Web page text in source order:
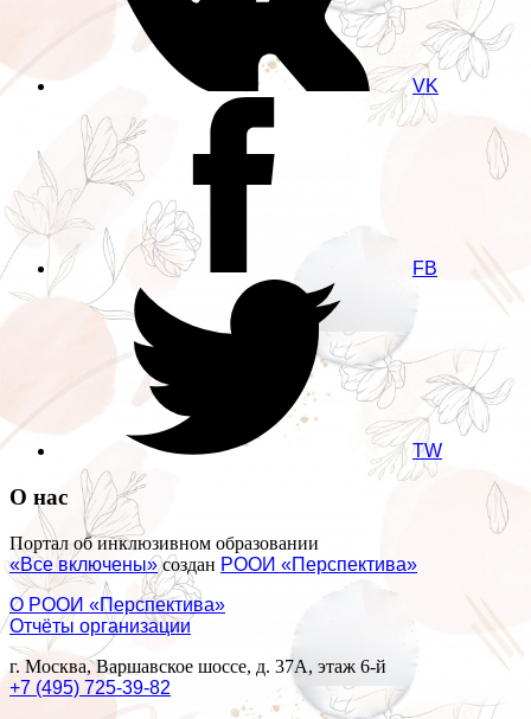
VK
FB
TW
О нас
Портал об инклюзивном образовании
«Все включены»создан РООИ «Перспектива»
О РООИ «Перспектива»
Отчёты организации
г. Москва, Варшавское шоссе, д. 37А, этаж 6-й
+7 (495) 725-39-82